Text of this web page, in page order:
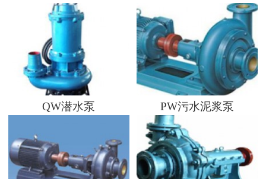
新闻中心
联系我们
QW潜水泵 PW污水泥浆泵